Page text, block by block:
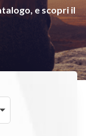
e scopri il